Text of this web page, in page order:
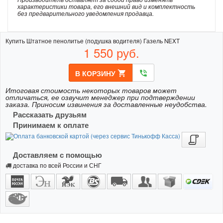
характеристики товара, его внешний вид и комплектность
без предварительного уведомления продавца.
Купить Штатное пенолитье (подушка водителя) Газель NEXT
1 550 руб.
В КОРЗИНУ shopping_cart phone_in_talk
Итоговая стоимость некоторых товаров может
отличаться, ее озвучит менеджер при подтверждении
заказа. Приносим извинения за доставленные неудобства.
Рассказать друзьям
Принимаем к оплате
Доставляем с помощью
доставка по всей России и СНГ